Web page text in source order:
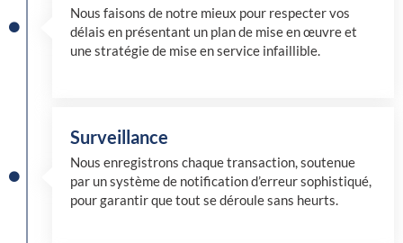
Nous faisons de notre mieux pour respecter vos
délais en présentant un plan de mise en œuvre et
une stratégie de mise en service infaillible.
Surveillance
Nous enregistrons chaque transaction, soutenue
par un système de notification d’erreur sophistiqué,
pour garantir que tout se déroule sans heurts.